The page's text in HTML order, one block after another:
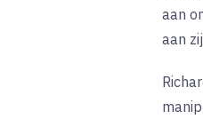
aan
aan